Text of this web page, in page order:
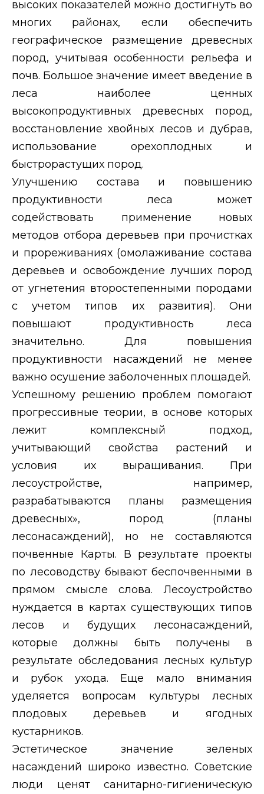
высоких показателей можно достигнуть во
многих районах, если обеспечить
географическое размещение древесных
пород, учитывая особенности рельефа и
почв. Большое значение имеет введение в
леса наиболее ценных
высокопродуктивных древесных пород,
восстановление хвойных лесов и дубрав,
использование орехоплодных и
быстрорастущих пород.
Улучшению состава и повышению
продуктивности леса может
содействовать применение новых
методов отбора деревьев при прочистках
и прореживаниях (омолаживание состава
деревьев и освобождение лучших пород
от угнетения второстепенными породами
с учетом типов их развития). Они
повышают продуктивность леса
значительно. Для повышения
продуктивности насаждений не менее
важно осушение заболоченных площадей.
Успешному решению проблем помогают
прогрессивные теории, в основе которых
лежит комплексный подход,
учитывающий свойства растений и
условия их выращивания. При
лесоустройстве, например,
разрабатываются планы размещения
древесных», пород (планы
лесонасаждений), но не составляются
почвенные Карты. В результате проекты
по лесоводству бывают беспочвенными в
прямом смысле слова. Лесоустройство
нуждается в картах существующих типов
лесов и будущих лесонасаждений,
которые должны быть получены в
результате обследования лесных культур
и рубок ухода. Еще мало внимания
уделяется вопросам культуры лесных
плодовых деревьев и ягодных
кустарников.
Эстетическое значение зеленых
насаждений широко известно. Советские
люди ценят санитарно-гигиеническую